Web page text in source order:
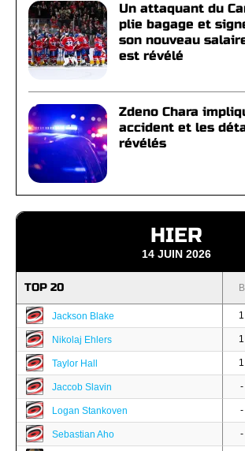
Un attaquant du
plie bagage et
son nouveau
est révélé
Zdeno Chara
accident et les
révélés
HIER
14 JUIN 2026
TOP 20 B
Jackson Blake 1
Nikolaj Ehlers 1
Taylor Hall 1
Jaccob Slavin -
Logan Stankoven -
Sebastian Aho -